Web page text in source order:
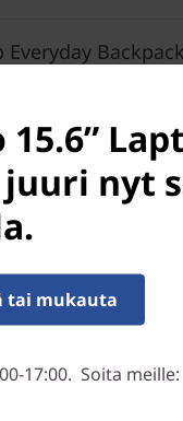
juuri nyt
tai mukauta
17:00. Soita meille: